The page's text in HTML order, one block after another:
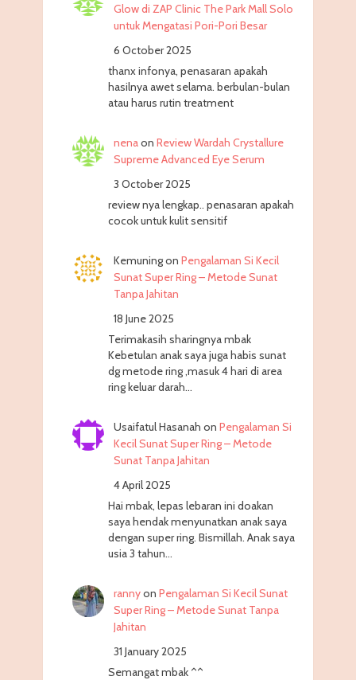
Glow di ZAP Clinic The Park Mall Solo
untuk Mengatasi Pori-Pori Besar
6 October 2025
thanx infonya, penasaran apakah
hasilnya awet selama. berbulan-bulan
atau harus rutin treatment
nenaon Review Wardah Crystallure
Supreme Advanced Eye Serum
3 October 2025
review nya lengkap.. penasaran apakah
cocok untuk kulit sensitif
Kemuningon Pengalaman Si Kecil
Sunat Super Ring – Metode Sunat
Tanpa Jahitan
18 June 2025
Terimakasih sharingnya mbak
Kebetulan anak saya juga habis sunat
dg metode ring ,masuk 4 hari di area
ring keluar darah…
Usaifatul Hasanah on Pengalaman Si
Kecil Sunat Super Ring – Metode
Sunat Tanpa Jahitan
4 April 2025
Hai mbak, lepas lebaran ini doakan
saya hendak menyunatkan anak saya
dengan super ring. Bismillah. Anak saya
usia 3 tahun…
rannyon Pengalaman Si Kecil Sunat
Super Ring – Metode Sunat Tanpa
Jahitan
31 January 2025
Semangat mbak ^^